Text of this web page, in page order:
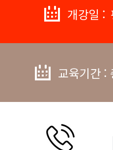
개강일 :
교육기간 :